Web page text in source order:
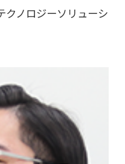
クノロジーソリューシ